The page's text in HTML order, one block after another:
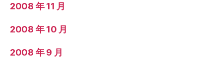
2008 年 11 月
2008 年 10 月
2008 年 9 月